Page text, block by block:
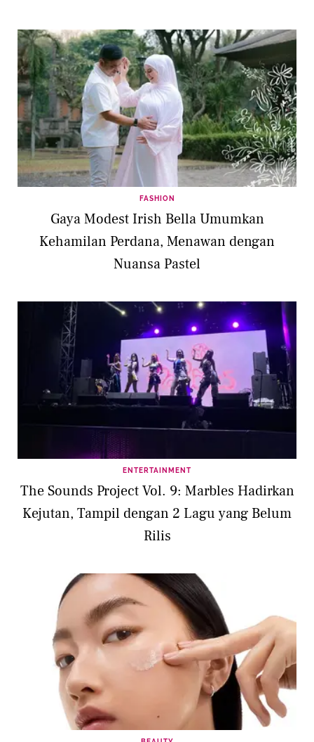
FASHION
Gaya Modest Irish Bella Umumkan
Kehamilan Perdana, Menawan dengan
Nuansa Pastel
ENTERTAINMENT
The Sounds Project Vol. 9: Marbles Hadirkan
Kejutan, Tampil dengan 2 Lagu yang Belum
Rilis